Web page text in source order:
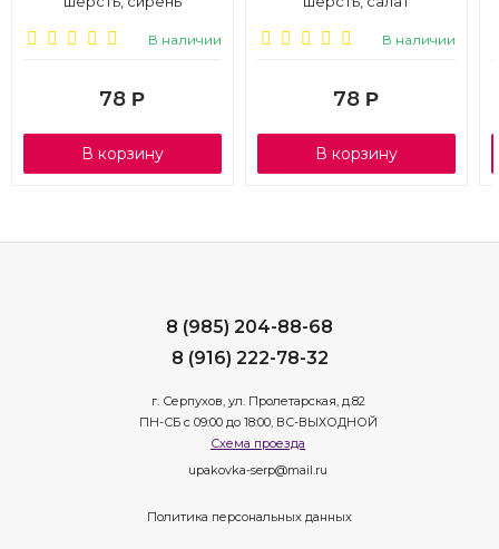
В наличии
78 Р
В корзину
В наличии
78 Р
В корзину
8 (985) 204-88-68
8 (916) 222-78-32
г. Серпухов, ул. Пролетарская, д.82
ПН-СБ с 09:00 до 18:00, ВС-ВЫХОДНОЙ
Схема проезда
upakovka-serp@mail.ru
Политика персональных данных